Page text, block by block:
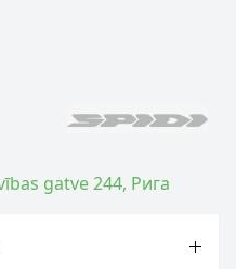
gatve 244, Рига